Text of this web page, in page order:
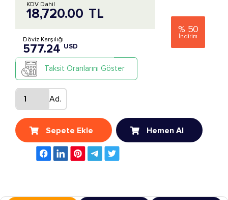
% 50
İndirim
18,720.00 TL
KDV Dahil
Döviz Karşılığı
577.24 USD
Taksit Oranlarını Göster
Ad.
Sepete Ekle Hemen Al